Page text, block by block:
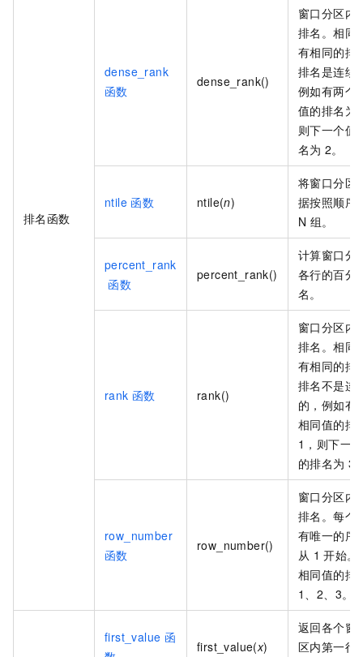
排名函数
dense_rank
函数
dense_rank()
窗口分区内
排名。相同
有相同的排
排名是连续
例如有两个
值的排名为
则下一个值
名为 2。
ntile 函数 ntile(n)
将窗口分区
据按照顺序
N 组。
percent_rank
函数
percent_rank()
计算窗口分
各行的百分
名。
rank 函数 rank()
窗口分区内
排名。相同
有相同的排
排名不是连
的，例如有
相同值的排
1，则下一
的排名为 3
row_number
函数
row_number()
窗口分区内
排名。每个
有唯一的序
从 1 开始。
相同值的排
1、2、3。
first_value 函
first_value(x)
返回各个窗
区内第一行